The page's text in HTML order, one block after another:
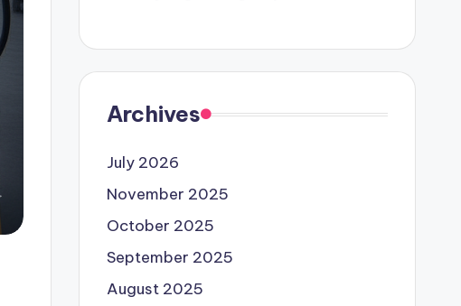
Archives
July 2026
November 2025
October 2025
September 2025
August 2025